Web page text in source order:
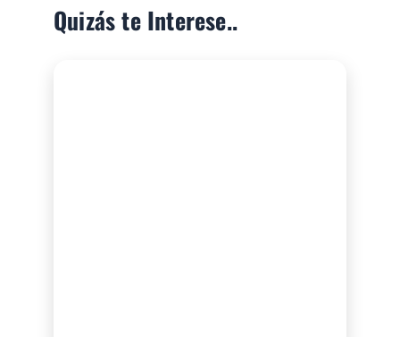
Quizás te Interese..